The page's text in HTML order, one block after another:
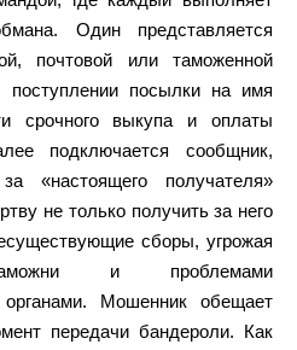
Один представляется
почтовой или таможенной
посылки на имя
срочного выкупа и оплаты
подключается сообщник,
«настоящего получателя»
не только получить за него
сборы, угрожая
и проблемами
Мошенник обещает
передачи бандероли. Как